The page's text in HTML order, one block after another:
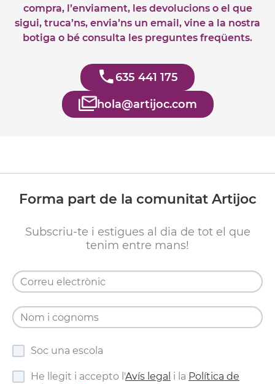
compra, l’enviament, les devolucions o el que
sigui, truca’ns, envia’ns un email, vine a la nostra
botiga o bé consulta les preguntes freqüents.
635 441 175
hola@artijoc.com
Forma part de la comunitat Artijoc
Subscriu-te i estigues al dia de tot el que
tenim entre mans!
Soc una escola
He llegit i accepto l'Avís legal i la Política de